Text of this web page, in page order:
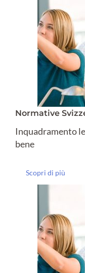
Normative
Inquadramento
bene
Scopri di più